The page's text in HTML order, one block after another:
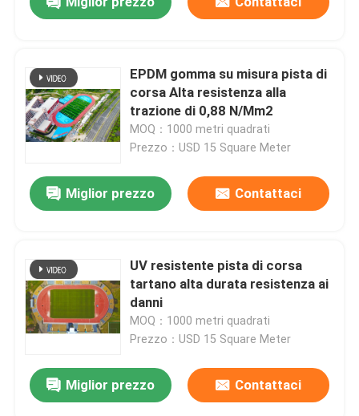
EPDM gomma su misura pista di
corsa Alta resistenza alla
trazione di 0,88 N/Mm2
MOQ：1000 metri quadrati
Prezzo：USD 15 Square Meter
Miglior prezzo Contattaci
UV resistente pista di corsa
tartano alta durata resistenza ai
danni
MOQ：1000 metri quadrati
Prezzo：USD 15 Square Meter
Miglior prezzo Contattaci